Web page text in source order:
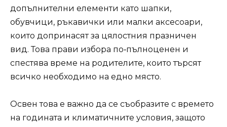
допълнителни елементи като шапки,
обувчици, ръкавички или малки аксесоари,
които допринасят за цялостния празничен
вид. Това прави избора по‑пълноценен и
спестява време на родителите, които търсят
всичко необходимо на едно място.
Освен това е важно да се съобразите с времето
на годината и климатичните условия, защото